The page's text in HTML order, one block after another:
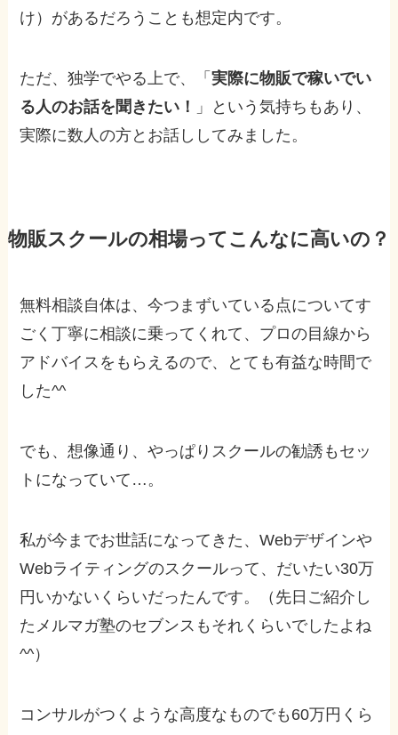
け）があるだろうことも想定内です。
ただ、独学でやる上で、「実際に物販で稼いでい
る人のお話を聞きたい！
」という気持ちもあり、
実際に数人の方とお話ししてみました。
物販スクールの相場ってこんなに高いの？
無料相談自体は、今つまずいている点についてす
ごく丁寧に相談に乗ってくれて、プロの目線から
アドバイスをもらえるので、とても有益な時間で
した^^
でも、想像通り、やっぱりスクールの勧誘もセッ
トになっていて…。
私が今までお世話になってきた、Webデザインや
Webライティングのスクールって、だいたい30万
円いかないくらいだったんです。（先日ご紹介し
たメルマガ塾のセブンスもそれくらいでしたよね
^^）
コンサルがつくような高度なものでも60万円くら